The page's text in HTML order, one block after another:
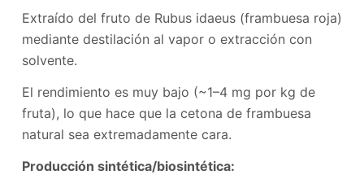
Extraído del fruto de Rubus idaeus (frambuesa roja)
mediante destilación al vapor o extracción con
solvente.
El rendimiento es muy bajo (~1–4 mg por kg de
fruta), lo que hace que la cetona de frambuesa
natural sea extremadamente cara.
Producción sintética/biosintética: